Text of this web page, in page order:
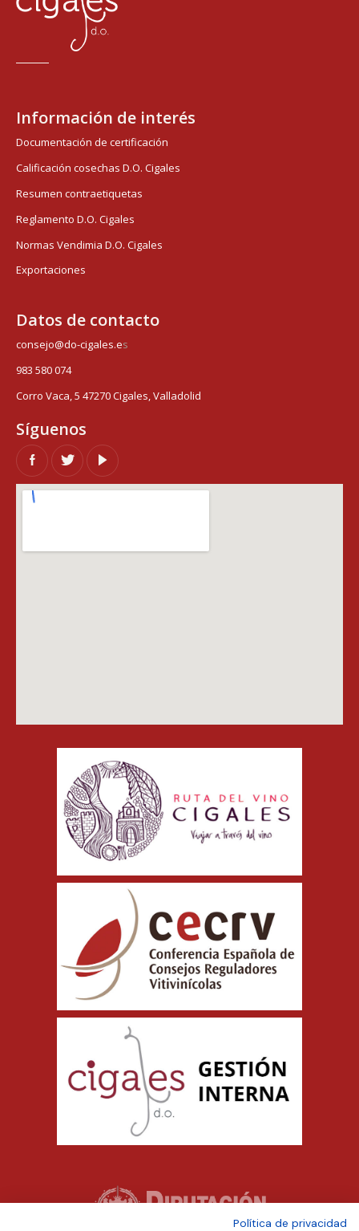
Información de interés
Documentación de certificación
Calificación cosechas D.O. Cigales
Resumen contraetiquetas
Reglamento D.O. Cigales
Normas Vendimia D.O. Cigales
Exportaciones
Datos de contacto
consejo@do-cigales.es
983 580 074
Corro Vaca, 5 47270 Cigales, Valladolid
Síguenos
Política de privacidad